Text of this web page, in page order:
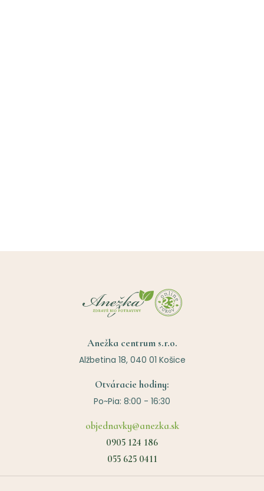
Anežka centrum s.r.o.
Alžbetina 18, 040 01 Košice
Otváracie hodiny:
Po~Pia: 8:00 - 16:30
objednavky@anezka.sk
0905 124 186
055 625 0411